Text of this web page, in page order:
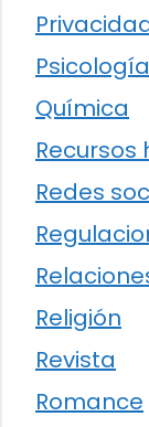
Psicología
Química
Recursos
Redes
Religión
Revista
Romance